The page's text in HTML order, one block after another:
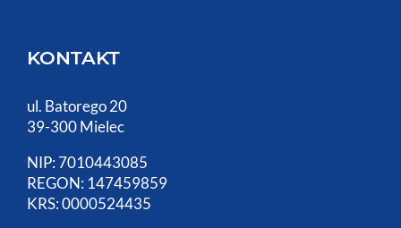
KONTAKT
ul. Batorego 20
39-300 Mielec
NIP: 7010443085
REGON: 147459859
KRS: 0000524435